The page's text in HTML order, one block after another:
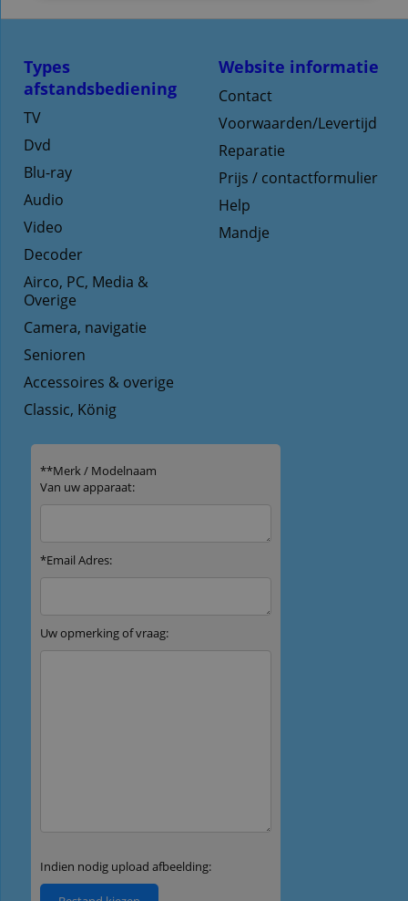
Website informatie
Contact
Voorwaarden/Levertijd
Reparatie
Prijs / contactformulier
Help
Mandje
Types
afstandsbediening
TV
Dvd
Blu-ray
Audio
Video
Decoder
Airco, PC, Media &
Overige
Camera, navigatie
Senioren
Accessoires & overige
Classic, König